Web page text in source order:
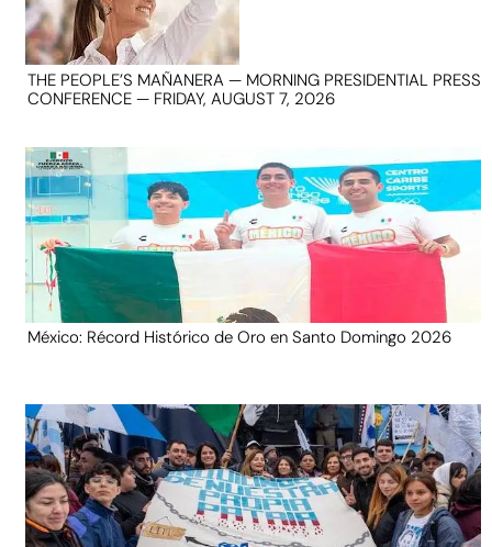
THE PEOPLE’S MAÑANERA — MORNING PRESIDENTIAL PRESS
CONFERENCE — FRIDAY, AUGUST 7, 2026
México: Récord Histórico de Oro en Santo Domingo 2026